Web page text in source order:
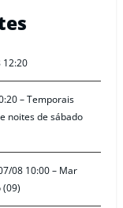
12:20
– Temporais
noites de sábado
08 10:00 – Mar